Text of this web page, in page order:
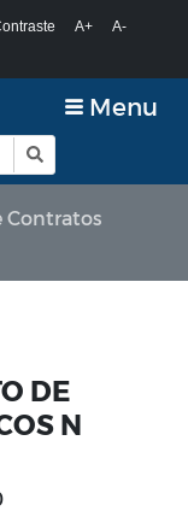
A+
A-
Menu
Contratos
DE
N